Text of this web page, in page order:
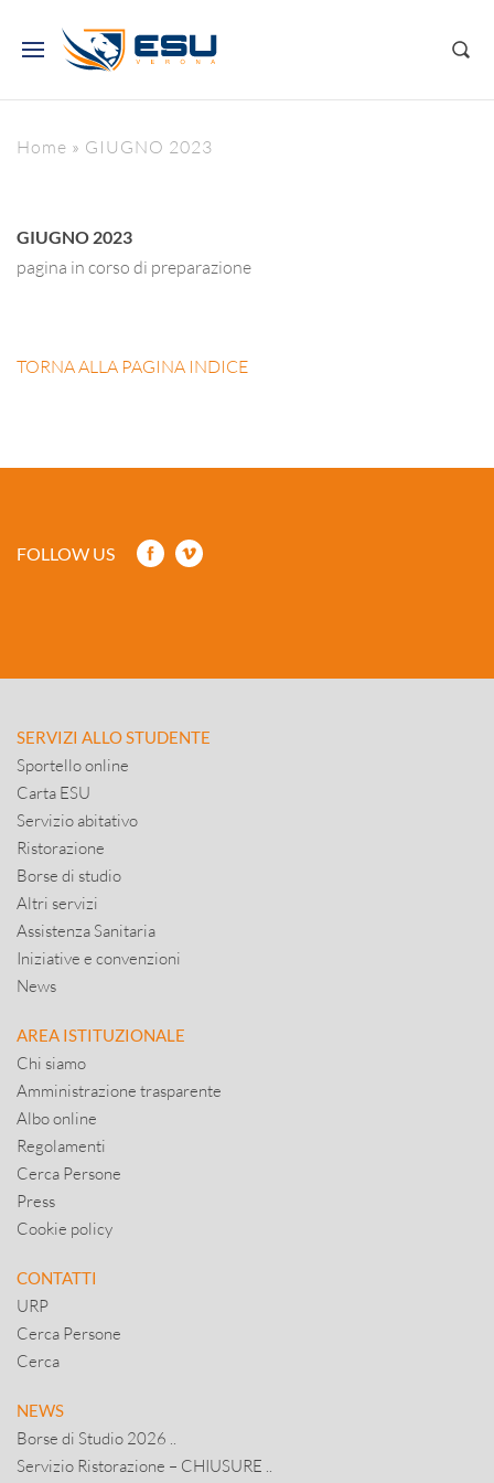
Home » GIUGNO 2023
GIUGNO 2023
pagina in corso di preparazione
TORNA ALLA PAGINA INDICE
FOLLOW US
SERVIZI ALLO STUDENTE
Sportello online
Carta ESU
Servizio abitativo
Ristorazione
Borse di studio
Altri servizi
Assistenza Sanitaria
Iniziative e convenzioni
News
AREA ISTITUZIONALE
Chi siamo
Amministrazione trasparente
Albo online
Regolamenti
Cerca Persone
Press
Cookie policy
CONTATTI
URP
Cerca Persone
Cerca
NEWS
Borse di Studio 2026 ..
Servizio Ristorazione – CHIUSURE ..